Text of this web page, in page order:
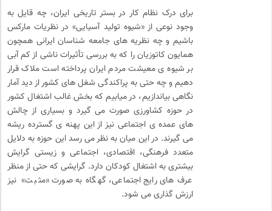
برای درک نظام کار در بستر تاریخی ایران، چه قایل به
وجود نوعی از «شیوه تولید آسیایی» در نظریات مارکس
باشیم و چه نظریه های جامعه شناسان ایرانی همچون
همایون کاتوزیان را که به بررسی تأثیرات ناشی از کم آبی
بر شیوه ی معیشت مردم ایران پرداخته است ملاک قرار
دهیم و چه حتی به پراکندگی شغل های کشور از دید آمار
نگاهی بیاندازیم، در میابیم که بخش غالب اشتغال کشور
در حوزه کشاورزی صورت می گیرد و بسیاری از چالش
های عمده ی اجتماعی نیز از این پهنه ی گسترده ریشه
می گیرند. در این میان به نظر می رسد این حوزه به دلایل
متعدد فرهنگی، اقتصادی، اجتماعی و زیستی گرایش
بیشتری به اشتغال کودکان دارد. گرایشی که حتی از منظر
عرف های رایج اجتماعی، گهگاه به صورت «مثبت» نیز
ارزش گذاری می شود.